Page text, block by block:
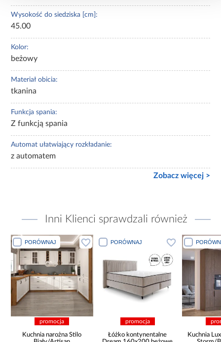
Wysokość do siedziska [cm]:
45.00
Kolor:
beżowy
Materiał obicia:
tkanina
Funkcja spania:
Z funkcją spania
Automat ułatwiający rozkładanie:
z automatem
Zobacz więcej >
Inni Klienci sprawdzali również
PORÓWNAJ
promocja
Kuchnia narożna Stilo
PORÓWNAJ
promocja
Łóżko kontynentalne
Kuchnia